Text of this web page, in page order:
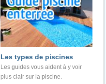
Les types de piscines
Les guides vous aident à y voir
plus clair sur la piscine.